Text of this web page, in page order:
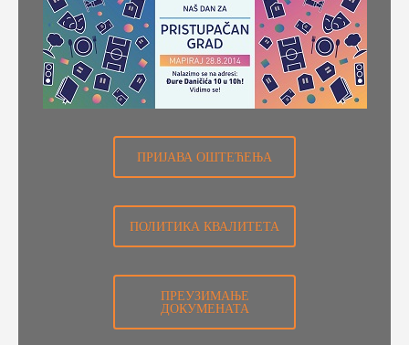
ПРИЈАВА ОШТЕЋЕЊА
ПОЛИТИКА КВАЛИТЕТА
ПРЕУЗИМАЊЕ
ДОКУМЕНАТА